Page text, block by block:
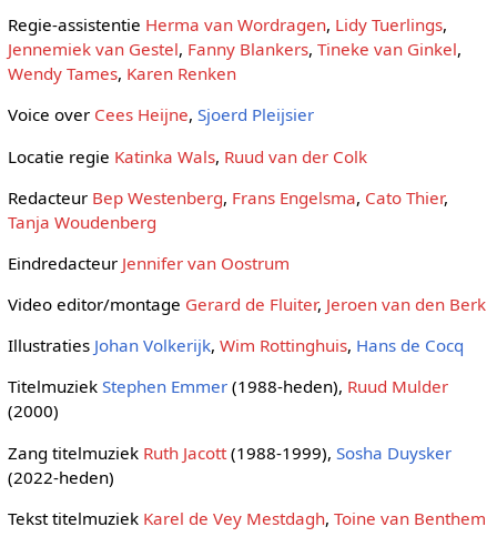
Regie-assistentie Herma van Wordragen, Lidy Tuerlings,
Jennemiek van Gestel, Fanny Blankers, Tineke van Ginkel,
Wendy Tames, Karen Renken
Voice over Cees Heijne, Sjoerd Pleijsier
Locatie regie Katinka Wals, Ruud van der Colk
Redacteur Bep Westenberg, Frans Engelsma, Cato Thier,
Tanja Woudenberg
Eindredacteur Jennifer van Oostrum
Video editor/montage Gerard de Fluiter, Jeroen van den Berk
Illustraties Johan Volkerijk, Wim Rottinghuis, Hans de Cocq
Titelmuziek Stephen Emmer(1988-heden), Ruud Mulder
(2000)
Zang titelmuziek Ruth Jacott(1988-1999), Sosha Duysker
(2022-heden)
Tekst titelmuziek Karel de Vey Mestdagh, Toine van Benthem